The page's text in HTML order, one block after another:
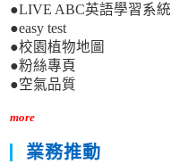
●LIVE ABC英語學習系統
●easy test
●校園植物地圖
●粉絲專頁
●空氣品質
more
業務推動